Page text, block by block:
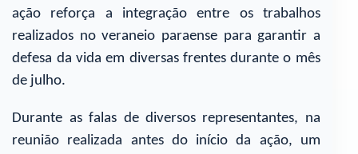
ação reforça a integração entre os trabalhos
realizados no veraneio paraense para garantir a
defesa da vida em diversas frentes durante o mês
de julho.
Durante as falas de diversos representantes, na
reunião realizada antes do início da ação, um